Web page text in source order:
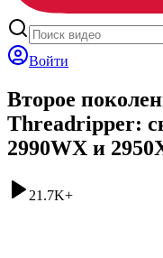
Войти
Второе
Threadripper:
2990WX и
21.7K+